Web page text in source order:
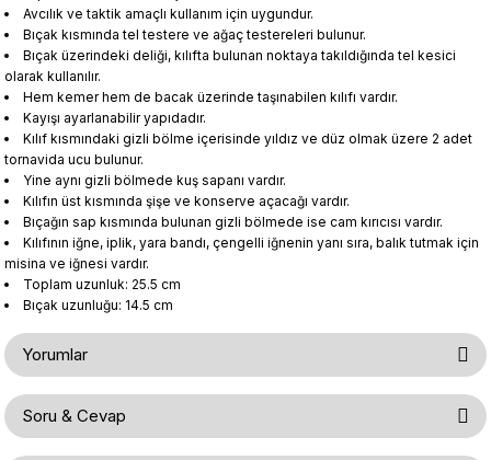
Avcılık ve taktik amaçlı kullanım için uygundur.
Bıçak kısmında tel testere ve ağaç testereleri bulunur.
Bıçak üzerindeki deliği, kılıfta bulunan noktaya takıldığında tel kesici
olarak kullanılır.
Hem kemer hem de bacak üzerinde taşınabilen kılıfı vardır.
Kayışı ayarlanabilir yapıdadır.
Kılıf kısmındaki gizli bölme içerisinde yıldız ve düz olmak üzere 2 adet
tornavida ucu bulunur.
Yine aynı gizli bölmede kuş sapanı vardır.
Kılıfın üst kısmında şişe ve konserve açacağı vardır.
Bıçağın sap kısmında bulunan gizli bölmede ise cam kırıcısı vardır.
Kılıfının iğne, iplik, yara bandı, çengelli iğnenin yanı sıra, balık tutmak için
misina ve iğnesi vardır.
Toplam uzunluk: 25.5 cm
Bıçak uzunluğu: 14.5 cm
Yorumlar
Bu ürüne ilk yorumu siz yapın!
Soru & Cevap